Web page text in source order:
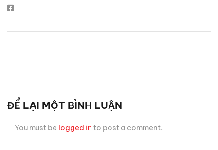
ĐỂ LẠI MỘT BÌNH LUẬN
You must be logged in to post a comment.